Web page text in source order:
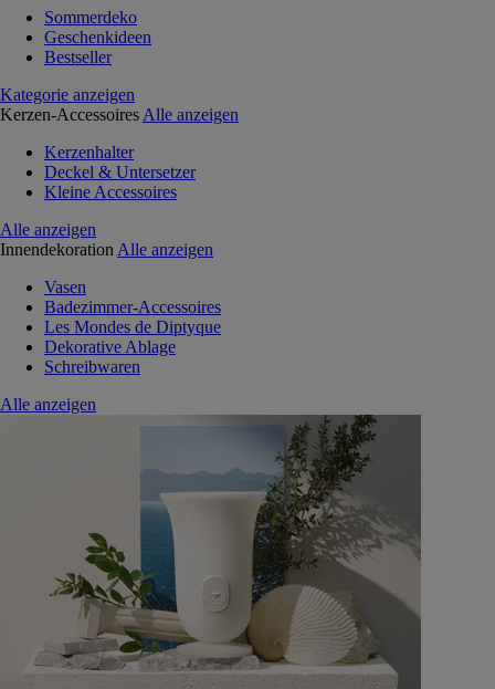
Sommerdeko
Geschenkideen
Bestseller
Kategorie anzeigen
Kerzen-Accessoires Alle anzeigen
Kerzenhalter
Deckel & Untersetzer
Kleine Accessoires
Alle anzeigen
Innendekoration Alle anzeigen
Vasen
Badezimmer-Accessoires
Les Mondes de Diptyque
Dekorative Ablage
Schreibwaren
Alle anzeigen